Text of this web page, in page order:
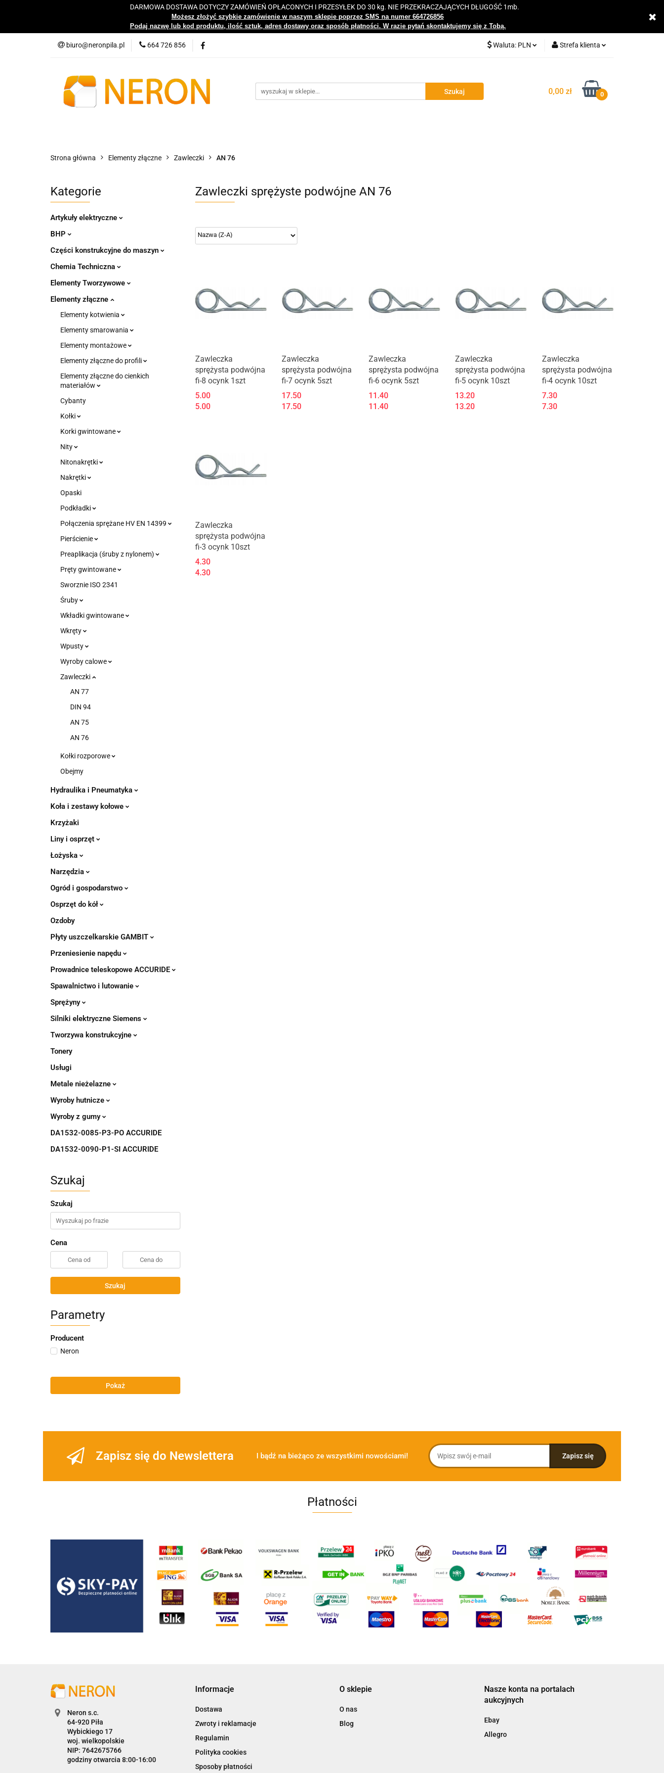
DARMOWA DOSTAWA DOTYCZY ZAMÓWIEŃ OPŁACONYCH I PRZESYŁEK DO 30 kg. NIE PRZEKRACZAJĄCYCH DŁUGOŚĆ 1mb.
Możesz złożyć szybkie zamówienie w naszym sklepie poprzez SMS na numer 664726856
Podaj nazwę lub kod produktu, ilość sztuk, adres dostawy oraz sposób płatności. W razie pytań skontaktujemy się z Tobą.
biuro@neronpila.pl 664 726 856 Waluta: PLN Strefa klienta
Zarejestruj się
Dodaj zgłoszenie
0,00 zł 0
Katalogi Nowości Bestsellery Kontakt Centrum Wiedzy
Strona główna Elementy złączne Zawleczki AN 76
Kategorie
Artykuły elektryczne
BHP
Części konstrukcyjne do maszyn
Chemia Techniczna
Elementy Tworzywowe
Elementy złączne
Elementy kotwienia
Elementy smarowania
Elementy montażowe
Elementy złączne do profili
Elementy złączne do cienkich
materiałów
Cybanty
Kołki
Korki gwintowane
Nity
Nitonakrętki
Nakrętki
Opaski
Podkładki
Połączenia sprężane HV EN 14399
Pierścienie
Preaplikacja (śruby z nylonem)
Pręty gwintowane
Sworznie ISO 2341
Śruby
Wkładki gwintowane
Wkręty
Wpusty
Wyroby calowe
Zawleczki
AN 77
DIN 94
AN 75
AN 76
Kołki rozporowe
Obejmy
Hydraulika i Pneumatyka
Koła i zestawy kołowe
Krzyżaki
Liny i osprzęt
Łożyska
Narzędzia
Ogród i gospodarstwo
Osprzęt do kół
Ozdoby
Płyty uszczelkarskie GAMBIT
Przeniesienie napędu
Prowadnice teleskopowe ACCURIDE
Spawalnictwo i lutowanie
Sprężyny
Silniki elektryczne Siemens
Tworzywa konstrukcyjne
Tonery
Usługi
Metale nieżelazne
Wyroby hutnicze
Wyroby z gumy
DA1532-0085-P3-PO ACCURIDE
DA1532-0090-P1-SI ACCURIDE
Szukaj
Szukaj
Cena
Szukaj
Parametry
Producent
Neron
Pokaż
Zawleczki sprężyste podwójne AN 76
Zawleczka
sprężysta podwójna
fi-8 ocynk 1szt
5.00
5.00
Zawleczka
sprężysta podwójna
fi-7 ocynk 5szt
17.50
17.50
Zawleczka
sprężysta podwójna
fi-6 ocynk 5szt
11.40
11.40
Zawleczka
sprężysta podwójna
fi-5 ocynk 10szt
13.20
13.20
Zawleczka
sprężysta podwójna
fi-4 ocynk 10szt
7.30
7.30
Zawleczka
sprężysta podwójna
fi-3 ocynk 10szt
4.30
4.30
Zapisz się do Newslettera I bądź na bieżąco ze wszystkimi nowościami!
Płatności
Neron s.c.
Wybickiego 17
woj. wielkopolskie
NIP: 7642675766
godziny otwarcia 8:00-16:00
Informacje
Dostawa
Zwroty i reklamacje
Regulamin
Polityka cookies
Sposoby płatności
O sklepie
O nas
Blog
Nasze konta na portalach
aukcyjnych
Ebay
Allegro